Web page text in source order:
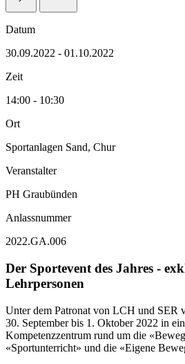
Datum
30.09.2022 - 01.10.2022
Zeit
14:00 - 10:30
Ort
Sportanlagen Sand, Chur
Veranstalter
PH Graubünden
Anlassnummer
2022.GA.006
Der Sportevent des Jahres -
Lehrpersonen
Unter dem Patronat von LCH und SER
30. September bis 1. Oktober 2022 in ein
Kompetenzzentrum rund um die
«Sportunterricht» und die «Eigene